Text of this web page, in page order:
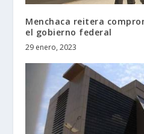
Menchaca reitera
el gobierno federal
29 enero, 2023